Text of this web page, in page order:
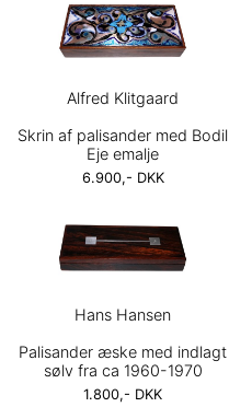
Alfred Klitgaard
Skrin af palisander med Bodil
Eje emalje
6.900,- DKK
Hans Hansen
Palisander æske med indlagt
sølv fra ca 1960-1970
1.800,- DKK